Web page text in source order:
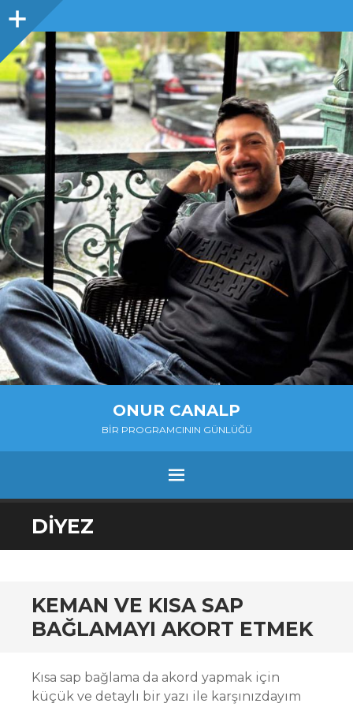
Sidebar
ONUR CANALP
BIR PROGRAMCININ GÜNLÜĞÜ
MENU
SKIP
TO
DIYEZ
KEMAN VE KISA SAP
BAĞLAMAYI AKORT ETMEK
Kısa sap bağlama da akord yapmak için
küçük ve detaylı bir yazı ile karşınızdayım